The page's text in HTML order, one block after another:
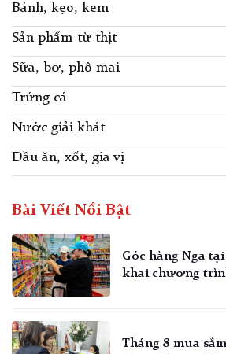
Bánh, kẹo, kem
Sản phẩm từ thịt
Sữa, bơ, phô mai
Trứng cá
Nước giải khát
Dầu ăn, xốt, gia vị
Bài Viết Nổi Bật
Góc hàng Nga
khai chương
Tháng 8 mua